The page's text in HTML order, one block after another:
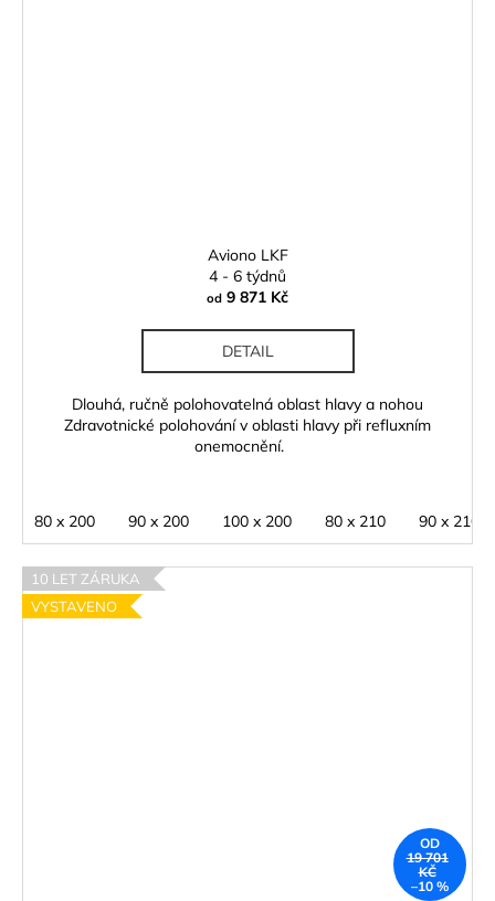
Aviono LKF
4 - 6 týdnů
od 9 871 Kč
DETAIL
Dlouhá, ručně polohovatelná oblast hlavy a nohou
Zdravotnické polohování v oblasti hlavy při refluxním
onemocnění.
80 x 200 90 x 200 100 x 200 80 x 210 90 x 210
10 LET ZÁRUKA
VYSTAVENO
OD
19 701
KČ
–10 %